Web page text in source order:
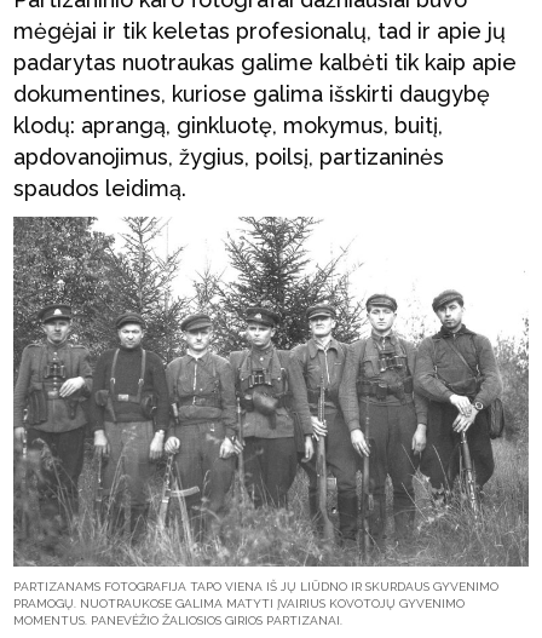
mėgėjai ir tik keletas profesionalų, tad ir apie jų
padarytas nuotraukas galime kalbėti tik kaip apie
dokumentines, kuriose galima išskirti daugybę
klodų: aprangą, ginkluotę, mokymus, buitį,
apdovanojimus, žygius, poilsį, partizaninės
spaudos leidimą.
PARTIZANAMS FOTOGRAFIJA TAPO VIENA IŠ JŲ LIŪDNO IR SKURDAUS GYVENIMO
PRAMOGŲ. NUOTRAUKOSE GALIMA MATYTI ĮVAIRIUS KOVOTOJŲ GYVENIMO
MOMENTUS. PANEVĖŽIO ŽALIOSIOS GIRIOS PARTIZANAI.